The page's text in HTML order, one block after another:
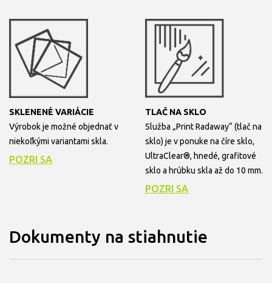
SKLENENÉ VARIÁCIE
Výrobok je možné objednať v
niekoľkými variantami skla.
POZRI SA
TLAČ NA SKLO
Služba „Print Radaway“ (tlač na
sklo) je v ponuke na číre sklo,
UltraClear®, hnedé, grafitové
sklo a hrúbku skla až do 10 mm.
POZRI SA
Dokumenty na stiahnutie